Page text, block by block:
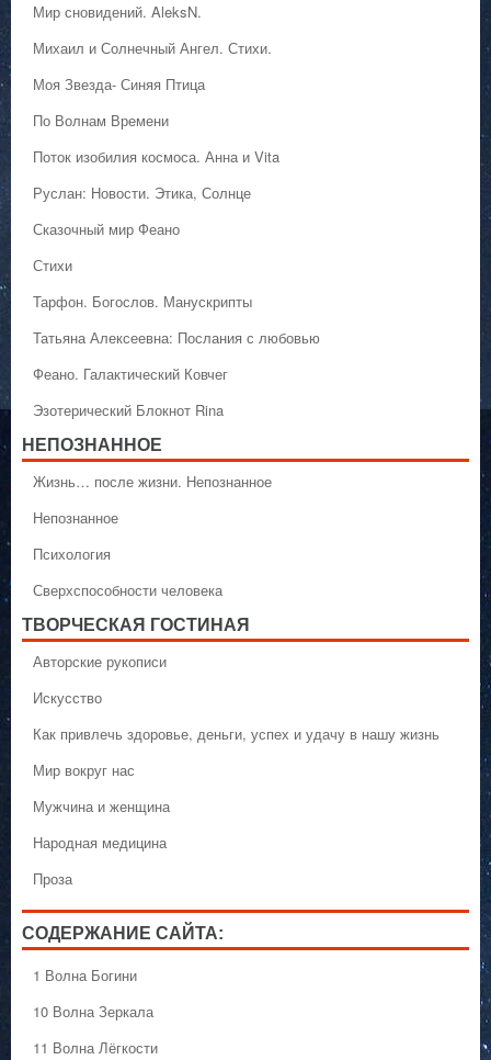
Мир сновидений. AleksN.
Михаил и Солнечный Ангел. Стихи.
Моя Звезда- Синяя Птица
По Волнам Времени
Поток изобилия космоса. Анна и Vita
Руслан: Новости. Этика, Солнце
Сказочный мир Феано
Стихи
Тарфон. Богослов. Манускрипты
Татьяна Алексеевна: Послания с любовью
Феано. Галактический Ковчег
Эзотерический Блокнот Rina
НЕПОЗНАННОЕ
Жизнь… после жизни. Непознанное
Непознанное
Психология
Сверхспособности человека
ТВОРЧЕСКАЯ ГОСТИНАЯ
Авторские рукописи
Искусство
Как привлечь здоровье, деньги, успех и удачу в нашу жизнь
Мир вокруг нас
Мужчина и женщина
Народная медицина
Проза
СОДЕРЖАНИЕ САЙТА:
1 Волна Богини
10 Волна Зеркала
11 Волна Лёгкости